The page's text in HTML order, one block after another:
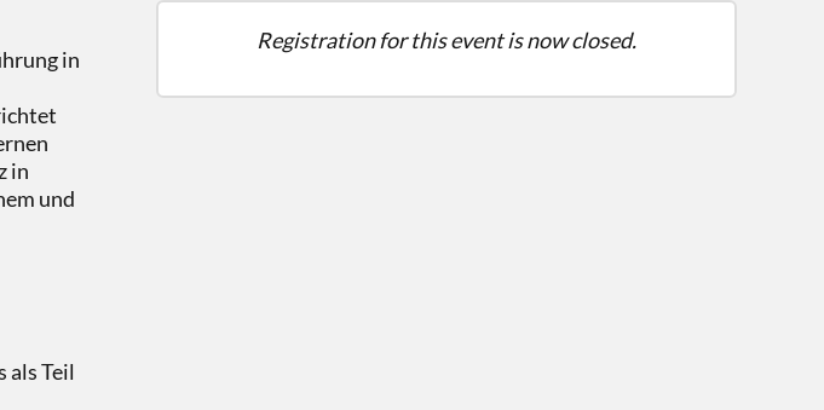
in
in
und
als Teil
Registration for this event is now closed.